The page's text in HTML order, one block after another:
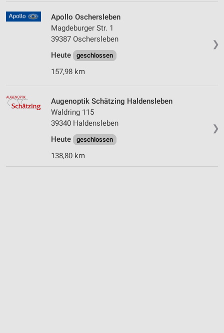
❯
Apollo Oschersleben
Magdeburger Str. 1
39387 Oschersleben
Heute
geschlossen
157,98 km
❯
Augenoptik Schätzing Haldensleben
Waldring 115
39340 Haldensleben
Heute
geschlossen
138,80 km